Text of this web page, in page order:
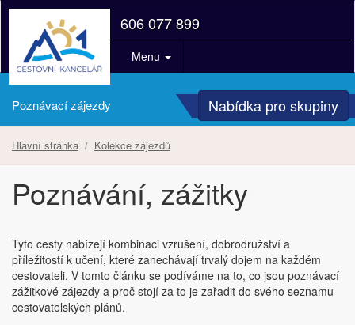
606 077 899
Menu
Poznávací zájezdy Nabídka pro skupiny
Hlavní stránka Kolekce zájezdů
Poznávání, zážitky
Tyto cesty nabízejí kombinaci vzrušení, dobrodružství a
příležitostí k učení, které zanechávají trvalý dojem na každém
cestovateli. V tomto článku se podíváme na to, co jsou poznávací
zážitkové zájezdy a proč stojí za to je zařadit do svého seznamu
cestovatelských plánů.